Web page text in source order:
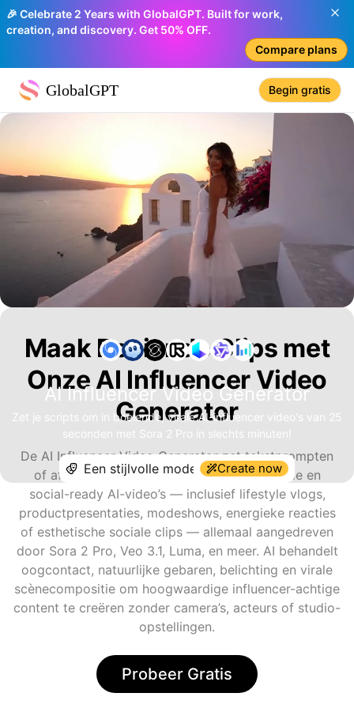
🎉 Celebrate 2 Years with GlobalGPT. Built for work,
creation, and discovery. Get 50% OFF.
Compare plans
GlobalGPT Begin gratis
AI Influencer Video Generator
Zet je scripts om in boeiende, virale AI-influencer video's van 25
seconden met Sora 2 Pro in slechts minuten!
Create now
Maak Boeiende Clips met
Onze AI Influencer Video
Generator
De AI Influencer Video Generator zet tekstprompten
of afbeeldingen om in expressieve, boeiende en
social-ready AI-video’s — inclusief lifestyle vlogs,
productpresentaties, modeshows, energieke reacties
of esthetische sociale clips — allemaal aangedreven
door Sora 2 Pro, Veo 3.1, Luma, en meer. AI behandelt
oogcontact, natuurlijke gebaren, belichting en virale
scènecompositie om hoogwaardige influencer-achtige
content te creëren zonder camera’s, acteurs of studio-
opstellingen.
Probeer Gratis